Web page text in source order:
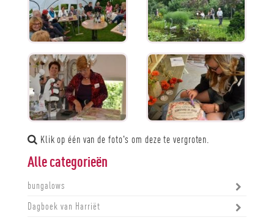
Klik op één van de foto's om deze te vergroten.
Alle categorieën
bungalows
Dagboek van Harriët